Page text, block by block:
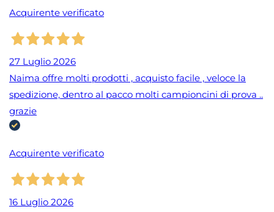
Acquirente verificato
27 Luglio 2026
Naima offre molti prodotti , acquisto facile , veloce la
spedizione, dentro al pacco molti campioncini di prova ..
grazie
Acquirente verificato
16 Luglio 2026